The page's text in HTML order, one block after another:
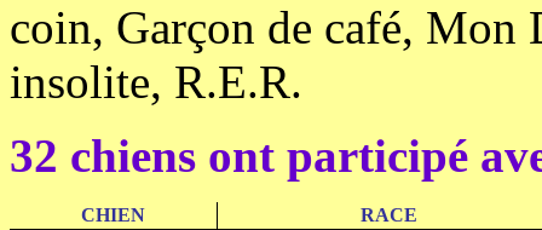
coin, Garçon de café, Mon
insolite, R.E.R.
32 chiens ont participé
CHIEN
RACE